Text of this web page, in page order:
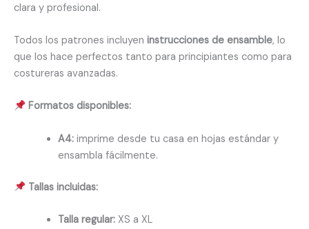
clara y profesional.
Todos los patrones incluyen instrucciones de ensamble, lo
que los hace perfectos tanto para principiantes como para
costureras avanzadas.
Formatos disponibles:
A4:imprime desde tu casa en hojas estándar y
ensambla fácilmente.
Tallas incluidas:
Talla regular:XS a XL